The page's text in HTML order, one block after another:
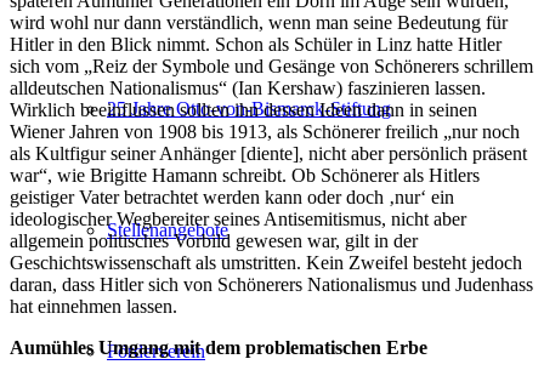
25 Jahre Otto-von-Bismarck-Stiftung
Stellenangebote
Förderverein
wird wohl nur dann verständlich, wenn man seine Bedeutung für
Hitler in den Blick nimmt. Schon als Schüler in Linz hatte Hitler
sich vom „Reiz der Symbole und Gesänge von Schönerers schrillem
alldeutschen Nationalismus“ (Ian Kershaw) faszinieren lassen.
Wirklich beeinflussen sollten ihn dessen Ideen dann in seinen
Wiener Jahren von 1908 bis 1913, als Schönerer freilich „nur noch
als Kultfigur seiner Anhänger [diente], nicht aber persönlich präsent
war“, wie Brigitte Hamann schreibt. Ob Schönerer als Hitlers
geistiger Vater betrachtet werden kann oder doch ‚nur‘ ein
ideologischer Wegbereiter seines Antisemitismus, nicht aber
allgemein politisches Vorbild gewesen war, gilt in der
Geschichtswissenschaft als umstritten. Kein Zweifel besteht jedoch
daran, dass Hitler sich von Schönerers Nationalismus und Judenhass
hat einnehmen lassen.
Aumühles Umgang mit dem problematischen Erbe